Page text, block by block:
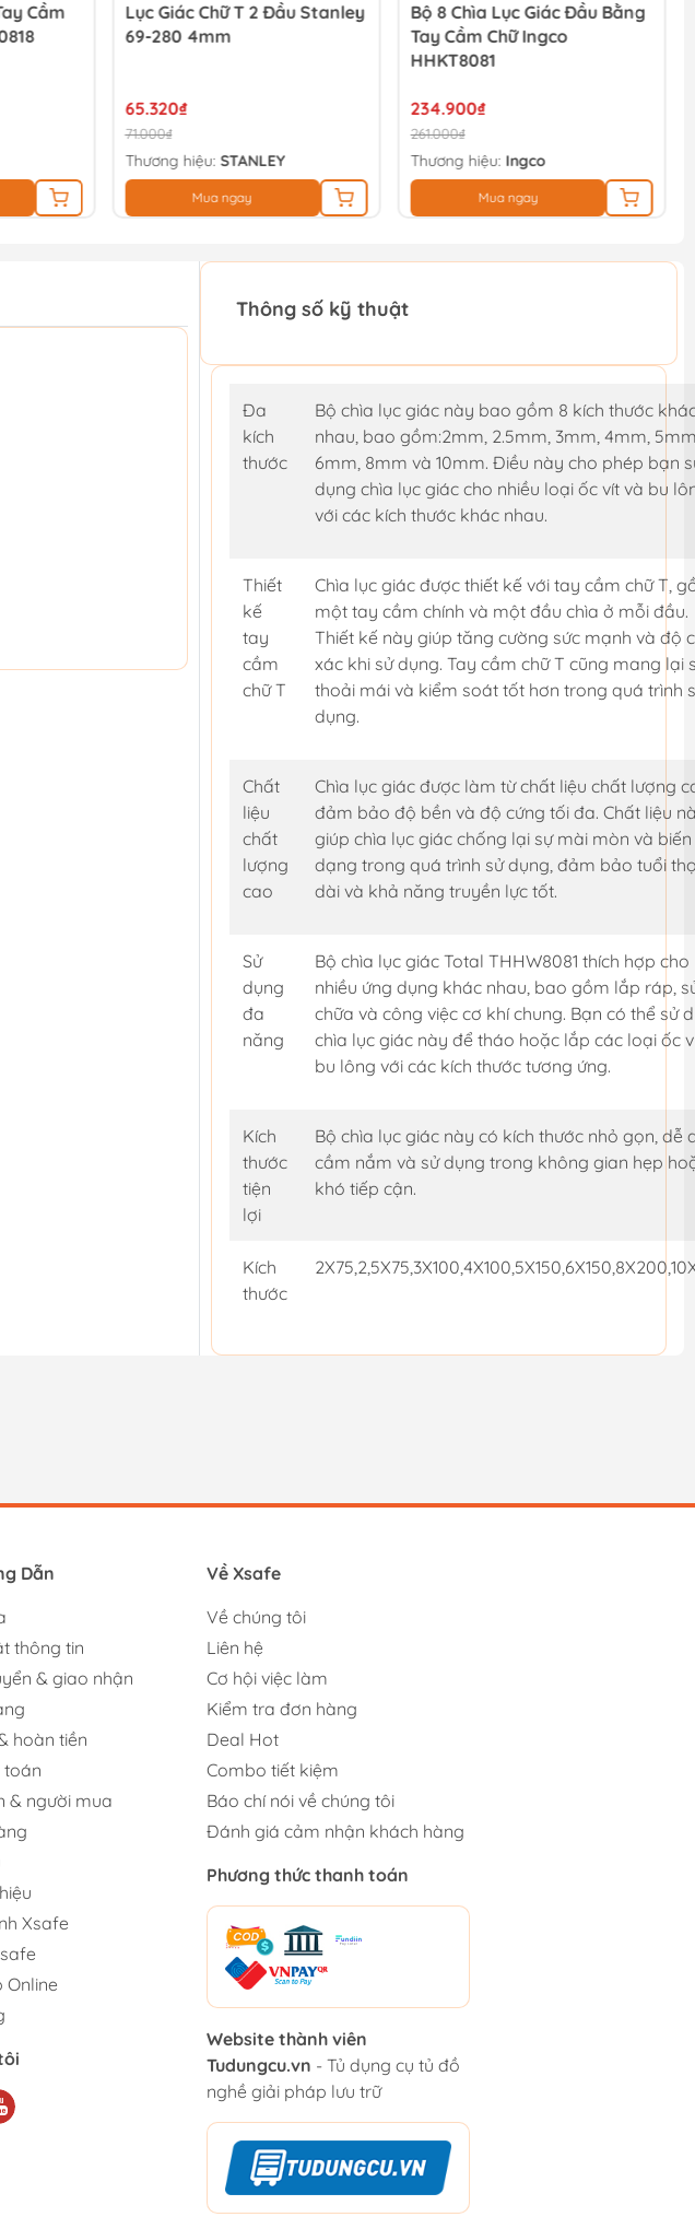
Cầm
Lục Giác Chữ T 2 Đầu Stanley
69-280 4mm
65.320₫
71.000₫
Thương hiệu: STANLEY
Mua ngay
Bộ 8 Chìa Lục Giác Đầu Bằng
Tay Cầm Chữ Ingco
HHKT8081
234.900₫
261.000₫
Thương hiệu: Ingco
Mua ngay
Thông số kỹ thuật
Đa
kích
thước
Bộ chìa lục giác này bao gồm 8 kích thước
nhau, bao gồm:2mm, 2.5mm, 3mm, 4mm,
6mm, 8mm và 10mm. Điều này cho phép bạn
dụng chìa lục giác cho nhiều loại ốc vít và bu
với các kích thước khác nhau.
Thiết
kế
tay
cầm
chữ T
Chìa lục giác được thiết kế với tay cầm chữ T,
một tay cầm chính và một đầu chìa ở mỗi đầu.
Thiết kế này giúp tăng cường sức mạnh và độ
xác khi sử dụng. Tay cầm chữ T cũng mang lại
thoải mái và kiểm soát tốt hơn trong quá trình
dụng.
Chất
liệu
chất
lượng
cao
Chìa lục giác được làm từ chất liệu chất lượng
đảm bảo độ bền và độ cứng tối đa. Chất liệu
giúp chìa lục giác chống lại sự mài mòn và biến
dạng trong quá trình sử dụng, đảm bảo tuổi
dài và khả năng truyền lực tốt.
Sử
dụng
đa
năng
Bộ chìa lục giác Total THHW8081 thích hợp cho
nhiều ứng dụng khác nhau, bao gồm lắp ráp,
chữa và công việc cơ khí chung. Bạn có thể sử
chìa lục giác này để tháo hoặc lắp các loại ốc
bu lông với các kích thước tương ứng.
Kích
thước
tiện
lợi
Bộ chìa lục giác này có kích thước nhỏ gọn, dễ
cầm nắm và sử dụng trong không gian hẹp
khó tiếp cận.
Kích
thước
Dẫn
thông tin
& giao nhận
hoàn tiền
toán
& người mua
Xsafe
Online
Về Xsafe
Về chúng tôi
Liên hệ
Cơ hội việc làm
Kiểm tra đơn hàng
Deal Hot
Combo tiết kiệm
Báo chí nói về chúng tôi
Đánh giá cảm nhận khách hàng
Phương thức thanh toán
Website thành viên
Tudungcu.vn - Tủ dụng cụ tủ đồ
nghề giải pháp lưu trữ